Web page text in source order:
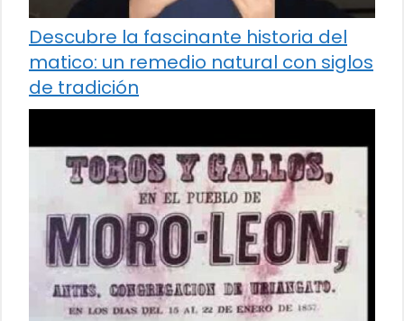
Descubre la fascinante historia del
matico: un remedio natural con siglos
de tradición